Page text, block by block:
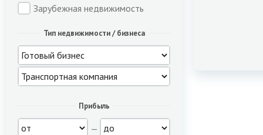
Зарубежная недвижимость
Тип недвижимости / бизнеса
Прибыль
—